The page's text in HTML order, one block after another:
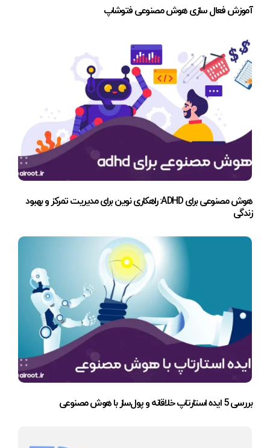
آموزش فعال سازی هوش مصنوعی فتوشاپ
هوش مصنوعی برای ADHD: راهکاری نوین برای مدیریت تمرکز و بهبود
زندگی
بررسی 5 ایده استارتاپ خلاقانه و پول‌ساز با هوش مصنوعی